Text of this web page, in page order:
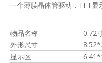
一个薄膜晶体管驱动，TFT显
物品名称
0.72
外形尺寸
显示区